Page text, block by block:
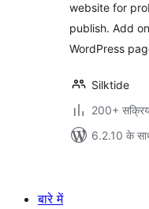
website for
publish. Add
WordPress
Silktide
200+
6.2.10 के
बारे में